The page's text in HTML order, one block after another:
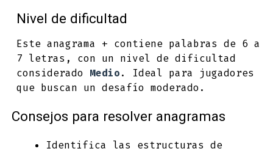
Nivel de dificultad
Este anagrama + contiene palabras de 6 a
7 letras, con un nivel de dificultad
considerado Medio. Ideal para jugadores
que buscan un desafío moderado.
Consejos para resolver anagramas
Identifica las estructuras de